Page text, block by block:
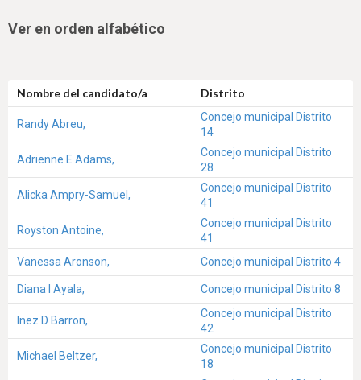
Ver en orden alfabético
Nombre del candidato/a Distrito
Randy Abreu,
Concejo municipal Distrito
14
Adrienne E Adams,
Concejo municipal Distrito
28
Alicka Ampry-Samuel,
Concejo municipal Distrito
41
Royston Antoine,
Concejo municipal Distrito
41
Vanessa Aronson,
Concejo municipal Distrito 4
Diana I Ayala, Concejo municipal Distrito 8
Inez D Barron,
Concejo municipal Distrito
42
Michael Beltzer,
Concejo municipal Distrito
18